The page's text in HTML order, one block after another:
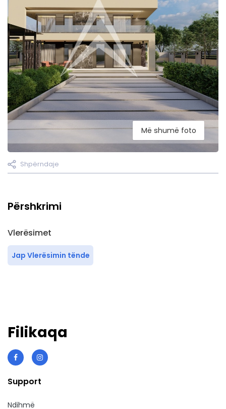
Më shumë foto
Shpërndaje
Përshkrimi
Vlerësimet
Jap Vlerësimin tënde
Filikaqa
Support
Ndihmë